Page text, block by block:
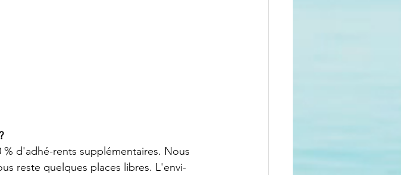
% d'adhé-rents supplémentaires. Nous
reste quelques places libres. L'envi-